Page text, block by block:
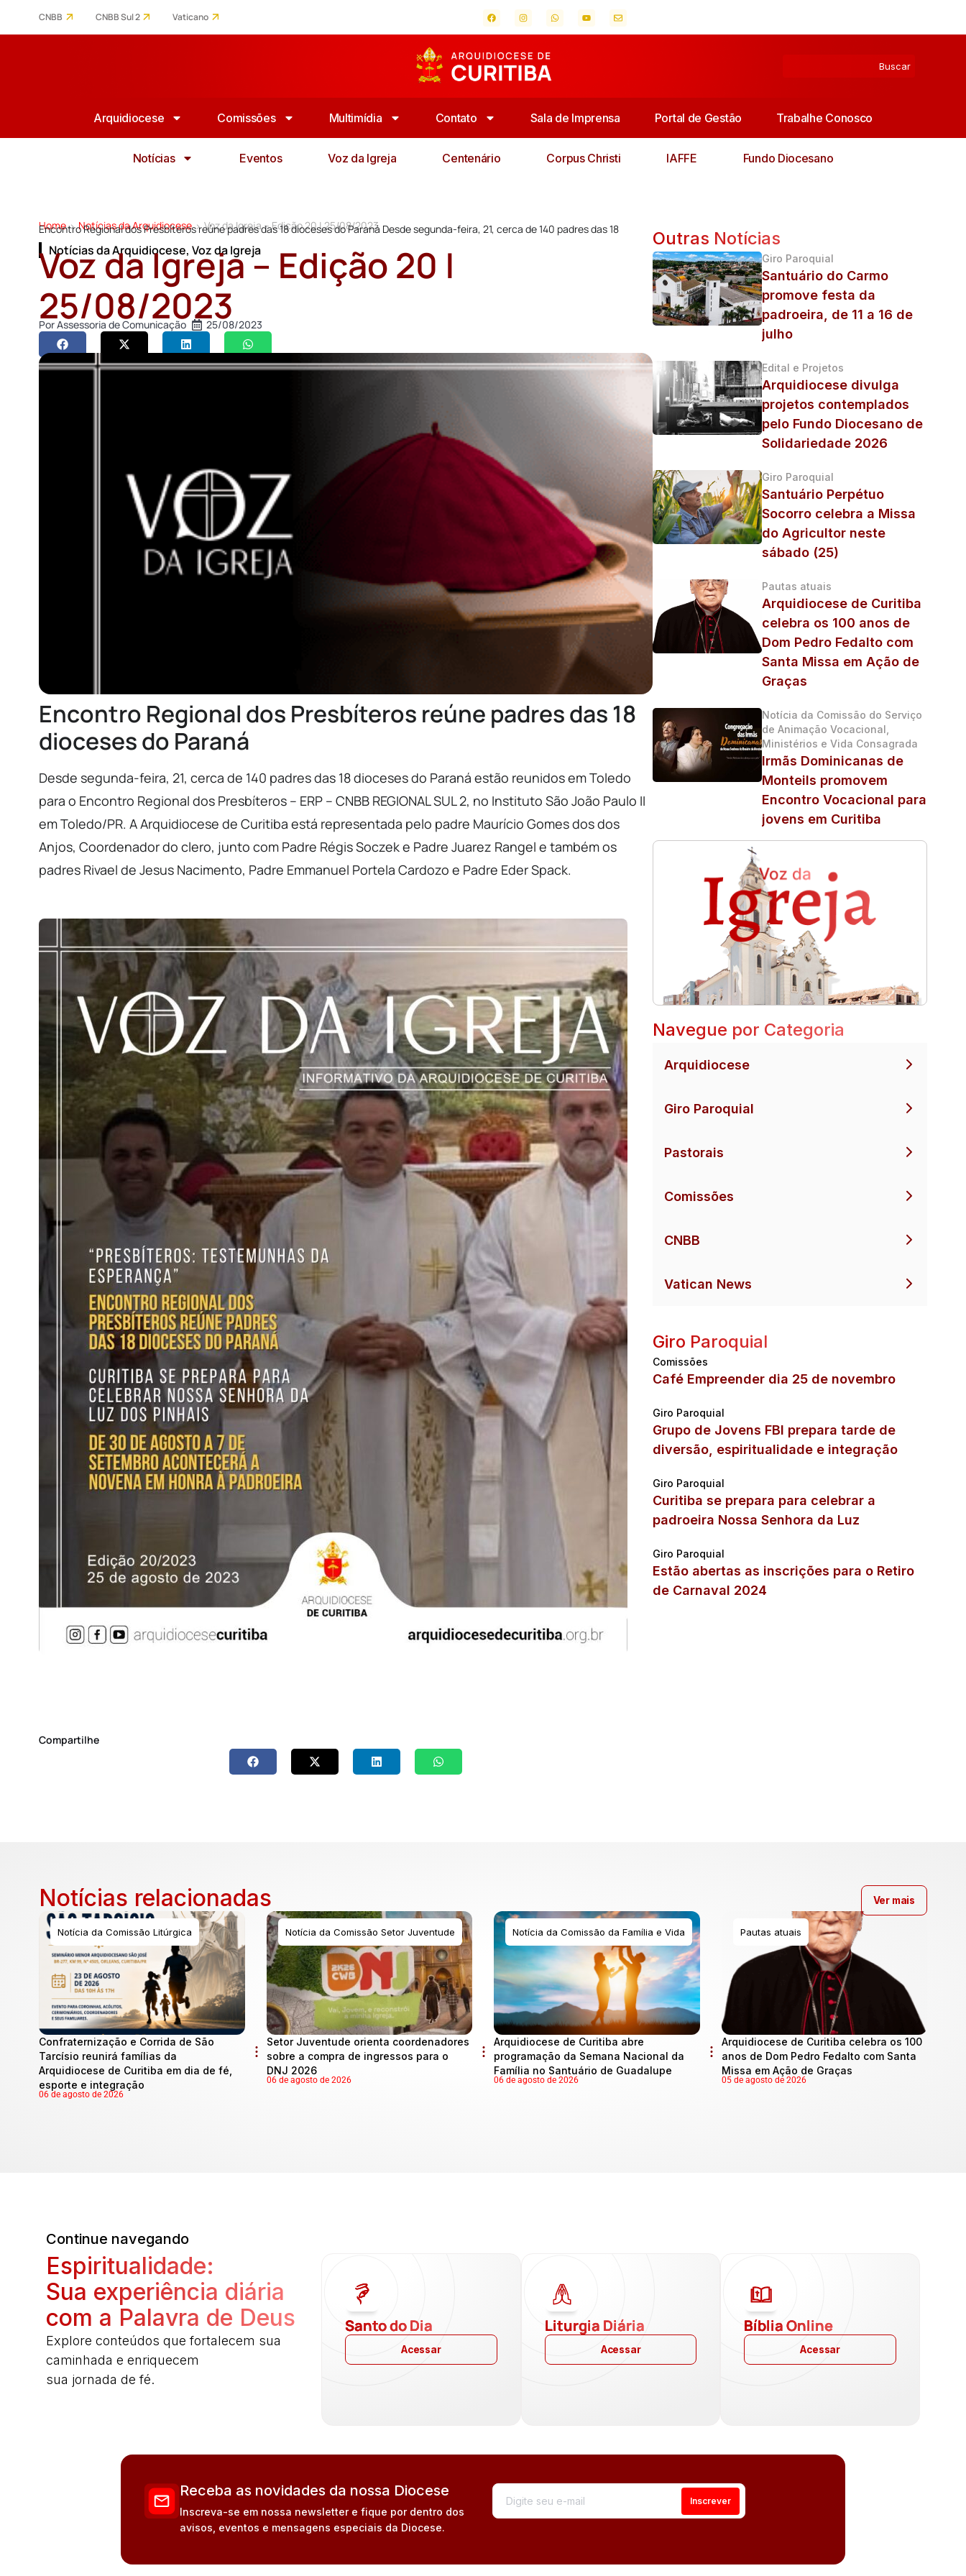
CNBB CNBB Sul 2 Vaticano
Arquidiocese Comissões Multimídia Contato Sala de Imprensa Portal de Gestão Trabalhe Conosco
Notícias Eventos Voz da Igreja Centenário Corpus Christi IAFFE Fundo Diocesano
Home > Notícias da Arquidiocese > Voz da Igreja – Edição 20 | 25/08/2023
Encontro Regional dos Presbíteros reúne padres das 18 dioceses do Paraná Desde segunda-feira, 21, cerca de 140 padres das 18
Notícias da Arquidiocese, Voz da Igreja
Voz da Igreja – Edição 20 |
25/08/2023
PorAssessoria de Comunicação 25/08/2023
Encontro Regional dos Presbíteros reúne padres das 18
dioceses do Paraná
Desde segunda-feira, 21, cerca de 140 padres das 18 dioceses do Paraná estão reunidos em Toledo
para o Encontro Regional dos Presbíteros – ERP – CNBB REGIONAL SUL 2, no Instituto São João Paulo II
em Toledo/PR. A Arquidiocese de Curitiba está representada pelo padre Maurício Gomes dos dos
Anjos, Coordenador do clero, junto com Padre Régis Soczek e Padre Juarez Rangel e também os
padres Rivael de Jesus Nacimento, Padre Emmanuel Portela Cardozo e Padre Eder Spack.
Compartilhe
Outras Notícias
Giro Paroquial
Santuário do Carmo
promove festa da
padroeira, de 11 a 16 de
julho
Edital e Projetos
Arquidiocese divulga
projetos contemplados
pelo Fundo Diocesano de
Solidariedade 2026
Giro Paroquial
Santuário Perpétuo
Socorro celebra a Missa
do Agricultor neste
sábado (25)
Pautas atuais
Arquidiocese de Curitiba
celebra os 100 anos de
Dom Pedro Fedalto com
Santa Missa em Ação de
Graças
Notícia da Comissão do Serviço
de Animação Vocacional,
Ministérios e Vida Consagrada
Irmãs Dominicanas de
Monteils promovem
Encontro Vocacional para
jovens em Curitiba
Navegue por Categoria
Arquidiocese
Giro Paroquial
Pastorais
Comissões
CNBB
Vatican News
Giro Paroquial
Comissões
Café Empreender dia 25 de novembro
Giro Paroquial
Grupo de Jovens FBI prepara tarde de
diversão, espiritualidade e integração
Giro Paroquial
Curitiba se prepara para celebrar a
padroeira Nossa Senhora da Luz
Giro Paroquial
Estão abertas as inscrições para o Retiro
de Carnaval 2024
Notícias relacionadas
Notícia da Comissão Litúrgica
Confraternização e Corrida de São
Tarcísio reunirá famílias da
Arquidiocese de Curitiba em dia de fé,
esporte e integração
06 de agosto de 2026
Notícia da Comissão Setor Juventude
Setor Juventude orienta coordenadores
sobre a compra de ingressos para o
DNJ 2026
06 de agosto de 2026
Notícia da Comissão da Família e Vida
Arquidiocese de Curitiba abre
programação da Semana Nacional da
Família no Santuário de Guadalupe
06 de agosto de 2026
Pautas atuais
Arquidiocese de Curitiba celebra os 100
anos de Dom Pedro Fedalto com Santa
Missa em Ação de Graças
05 de agosto de 2026
Ver mais
Continue navegando
Espiritualidade:
Sua experiência diária
com a Palavra de Deus
Explore conteúdos que fortalecem sua
caminhada e enriquecem
sua jornada de fé.
Santo do Dia
Acessar
Liturgia Diária
Acessar
Bíblia Online
Acessar
Receba as novidades da nossa Diocese
Inscreva-se em nossa newsletter e fique por dentro dos
avisos, eventos e mensagens especiais da Diocese.